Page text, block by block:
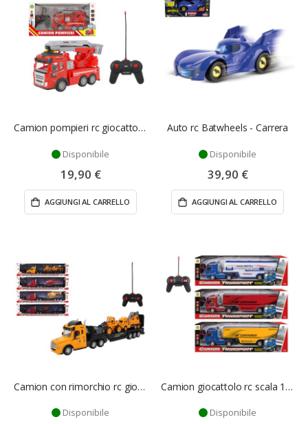
Camion pompieri rc giocattolo - Mazzeo Giocattoli
Disponibile
19,90 €
AGGIUNGI AL CARRELLO
Auto rc Batwheels - Carrera
Disponibile
39,90 €
AGGIUNGI AL CARRELLO
Camion con rimorchio rc giocattolo scala 1/30 - Mazzeo Giocattoli
Disponibile
Camion giocattolo rc scala 1/30 - Mazzeo Giocattoli
Disponibile